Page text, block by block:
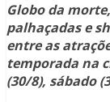
Globo da
palhaçadas e
entre as
temporada na
(30/8), sábado